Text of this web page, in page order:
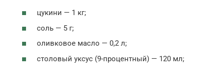
цукини — 1 кг;
соль — 5 г;
оливковое масло — 0,2 л;
столовый уксус (9-процентный) — 120 мл;